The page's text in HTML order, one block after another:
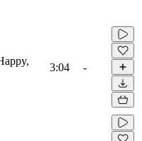
3:04 -